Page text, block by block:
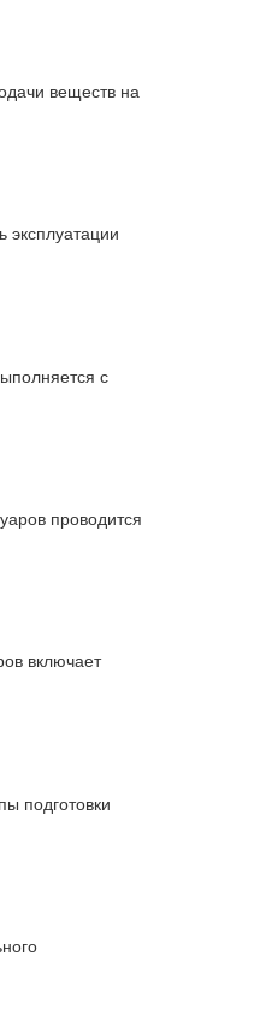
веществ на
эксплуатации
с
проводится
включает
подготовки